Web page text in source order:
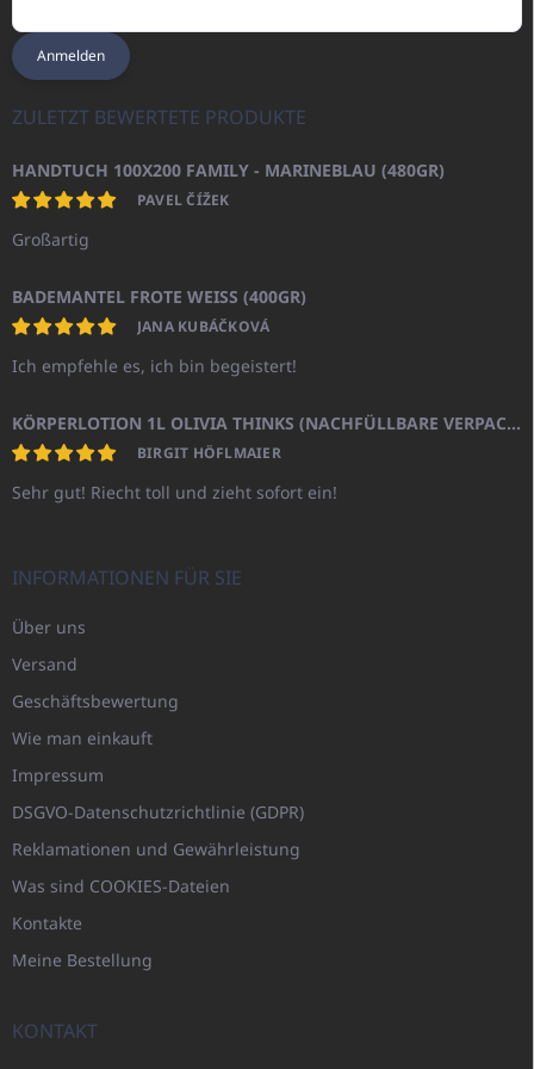
Anmelden
ZULETZT BEWERTETE PRODUKTE
HANDTUCH 100X200 FAMILY - MARINEBLAU (480GR)
PAVEL ČÍŽEK
Großartig
BADEMANTEL FROTE WEISS (400GR)
JANA KUBÁČKOVÁ
Ich empfehle es, ich bin begeistert!
KÖRPERLOTION 1L OLIVIA THINKS (NACHFÜLLBARE VERPACKUNG)
BIRGIT HÖFLMAIER
Sehr gut! Riecht toll und zieht sofort ein!
INFORMATIONEN FÜR SIE
Über uns
Versand
Geschäftsbewertung
Wie man einkauft
Impressum
DSGVO-Datenschutzrichtlinie (GDPR)
Reklamationen und Gewährleistung
Was sind COOKIES-Dateien
Kontakte
Meine Bestellung
KONTAKT